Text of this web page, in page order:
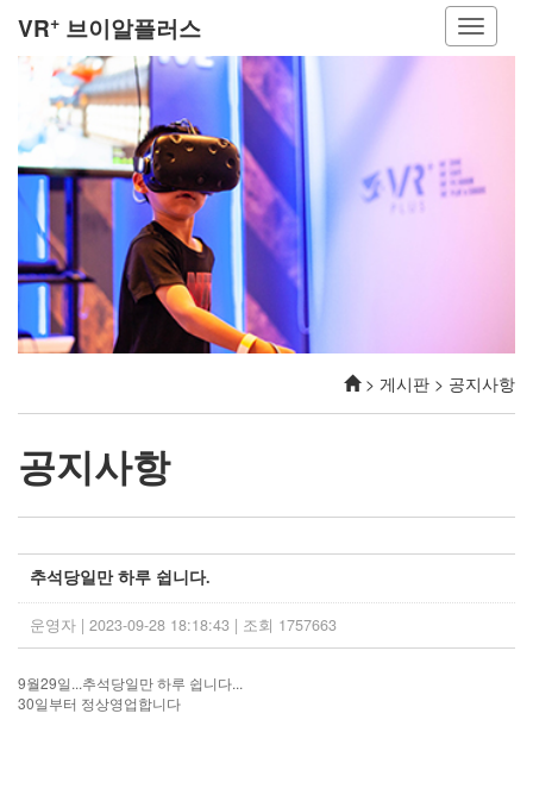
VR+ 브이알플러스
> 게시판 > 공지사항
공지사항
추석당일만 하루 쉽니다.
운영자 | 2023-09-28 18:18:43 | 조회 1757663
9월29일...추석당일만 하루 쉽니다...
30일부터 정상영업합니다